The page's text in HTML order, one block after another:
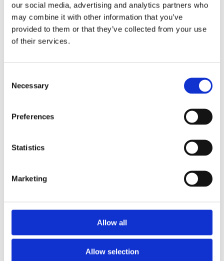
our social media, advertising and analytics partners who
may combine it with other information that you’ve
provided to them or that they’ve collected from your use
of their services.
Selection
Necessary
Preferences
Statistics
Marketing
Allow all
Allow selection
Slipster
Cloud Stride
Walkmaxx: Korak bliže zdravlju, bez obzira
Walkmaxx Slipster Papuče